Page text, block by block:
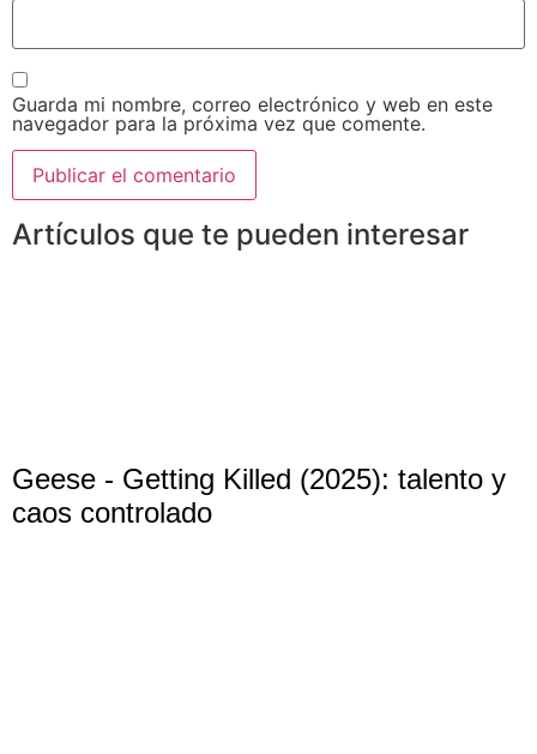
Guarda mi nombre, correo electrónico y web en este
navegador para la próxima vez que comente.
Artículos que te pueden interesar
Geese - Getting Killed (2025): talento y
caos controlado